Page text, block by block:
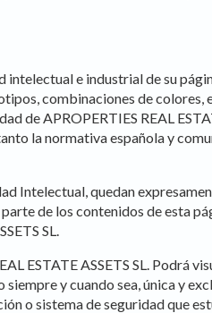
intelectual e industrial de su
combinaciones de colores,
de APROPERTIES REAL
la normativa española y
Intelectual, quedan
de los contenidos de esta
SL.
ESTATE ASSETS SL. Podrá
y cuando sea, única y
o sistema de seguridad que